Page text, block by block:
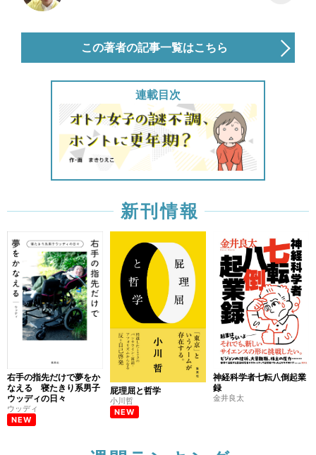
この著者の記事一覧はこちら
連載目次
新刊情報
右手の指先だけで夢をか
なえる 寝たきり系男子
ウッディの日々
ウッディ
NEW
屁理屈と哲学
小川哲
NEW
神経科学者七転八倒起業
録
金井良太